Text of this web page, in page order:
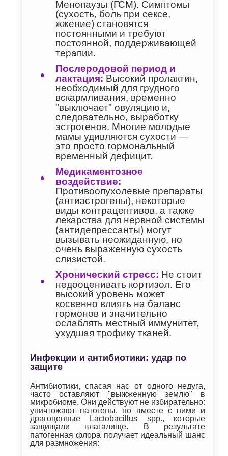
Менопаузы (ГСМ). Симптомы
(сухость, боль при сексе,
жжение) становятся
постоянными и требуют
постоянной, поддерживающей
терапии.
Послеродовой период и
лактация: Высокий пролактин,
необходимый для грудного
вскармливания, временно
"выключает" овуляцию и,
следовательно, выработку
эстрогенов. Многие молодые
мамы удивляются сухости —
это просто гормональный
временный дефицит.
Медикаментозное
воздействие:
Противоопухолевые препараты
(антиэстрогены), некоторые
виды контрацептивов, а также
лекарства для нервной системы
(антидепрессанты) могут
вызывать неожиданную, но
очень выраженную сухость
слизистой.
Хронический стресс: Не стоит
недооценивать кортизол. Его
высокий уровень может
косвенно влиять на баланс
гормонов и значительно
ослаблять местный иммунитет,
ухудшая трофику тканей.
Инфекции и антибиотики: удар по
защите
Антибиотики, спасая нас от одного недуга,
часто оставляют "выжженную землю" в
микробиоме. Они действуют не избирательно:
уничтожают патогены, но вместе с ними и
драгоценные Lactobacillus spp., которые
защищали влагалище. В результате
патогенная флора получает идеальный шанс
для размножения: